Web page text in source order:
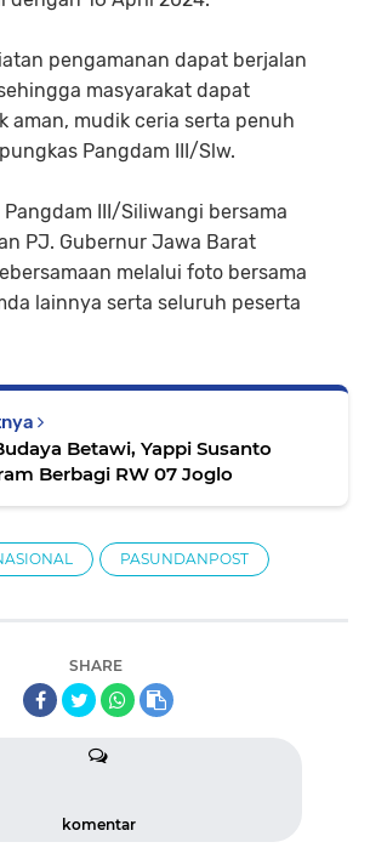
pengamanan dapat berjalan
masyarakat dapat
aman, mudik ceria serta penuh
Pangdam III/Slw.
III/Siliwangi bersama
PJ. Gubernur Jawa Barat
melalui foto bersama
lainnya serta seluruh peserta
Betawi, Yappi Susanto
Berbagi RW 07 Joglo
PASUNDANPOST
SHARE
komentar